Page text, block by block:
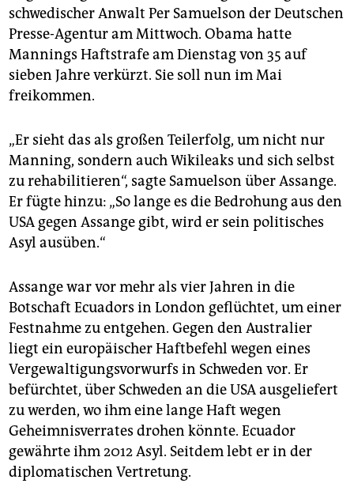
schwedischer Anwalt Per Samuelson der Deutschen
Presse-Agentur am Mittwoch. Obama hatte
Mannings Haftstrafe am Dienstag von 35 auf
sieben Jahre verkürzt. Sie soll nun im Mai
freikommen.
„Er sieht das als großen Teilerfolg, um nicht nur
Manning, sondern auch Wikileaks und sich selbst
zu rehabilitieren“, sagte Samuelson über Assange.
Er fügte hinzu: „So lange es die Bedrohung aus den
USA gegen Assange gibt, wird er sein politisches
Asyl ausüben.“
Assange war vor mehr als vier Jahren in die
Botschaft Ecuadors in London geflüchtet, um einer
Festnahme zu entgehen. Gegen den Australier
liegt ein europäischer Haftbefehl wegen eines
Vergewaltigungsvorwurfs in Schweden vor. Er
befürchtet, über Schweden an die USA ausgeliefert
zu werden, wo ihm eine lange Haft wegen
Geheimnisverrates drohen könnte. Ecuador
gewährte ihm 2012 Asyl. Seitdem lebt er in der
diplomatischen Vertretung.